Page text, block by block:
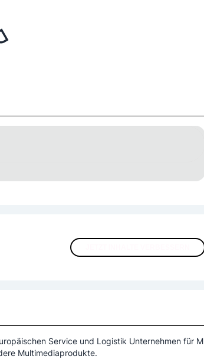
Service und Logistik Unternehmen für M
Multimediaprodukte.